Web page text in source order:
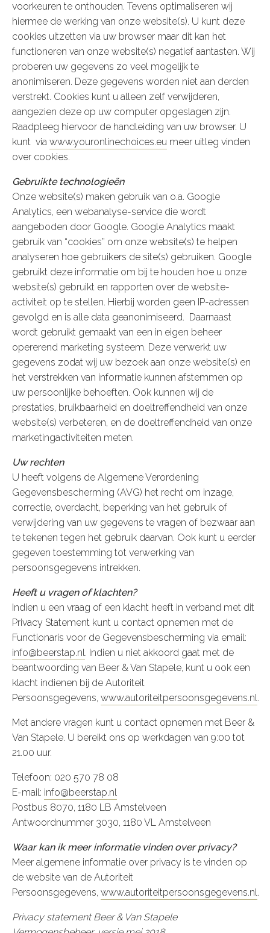
voorkeuren te onthouden. Tevens optimaliseren wij
hiermee de werking van onze website(s). U kunt deze
cookies uitzetten via uw browser maar dit kan het
functioneren van onze website(s) negatief aantasten. Wij
proberen uw gegevens zo veel mogelijk te
anonimiseren. Deze gegevens worden niet aan derden
verstrekt. Cookies kunt u alleen zelf verwijderen,
aangezien deze op uw computer opgeslagen zijn.
Raadpleeg hiervoor de handleiding van uw browser. U
kunt via www.youronlinechoices.eu meer uitleg vinden
over cookies.
Gebruikte technologieën
Onze website(s) maken gebruik van o.a. Google
Analytics, een webanalyse-service die wordt
aangeboden door Google. Google Analytics maakt
gebruik van “cookies” om onze website(s) te helpen
analyseren hoe gebruikers de site(s) gebruiken. Google
gebruikt deze informatie om bij te houden hoe u onze
website(s) gebruikt en rapporten over de website-
activiteit op te stellen. Hierbij worden geen IP-adressen
gevolgd en is alle data geanonimiseerd. Daarnaast
wordt gebruikt gemaakt van een in eigen beheer
opererend marketing systeem. Deze verwerkt uw
gegevens zodat wij uw bezoek aan onze website(s) en
het verstrekken van informatie kunnen afstemmen op
uw persoonlijke behoeften. Ook kunnen wij de
prestaties, bruikbaarheid en doeltreffendheid van onze
website(s) verbeteren, en de doeltreffendheid van onze
marketingactiviteiten meten.
Uw rechten
U heeft volgens de Algemene Verordening
Gegevensbescherming (AVG) het recht om inzage,
correctie, overdacht, beperking van het gebruik of
verwijdering van uw gegevens te vragen of bezwaar aan
te tekenen tegen het gebruik daarvan. Ook kunt u eerder
gegeven toestemming tot verwerking van
persoonsgegevens intrekken.
Heeft u vragen of klachten?
Indien u een vraag of een klacht heeft in verband met dit
Privacy Statement kunt u contact opnemen met de
Functionaris voor de Gegevensbescherming via email:
info@beerstap.nl. Indien u niet akkoord gaat met de
beantwoording van Beer & Van Stapele, kunt u ook een
klacht indienen bij de Autoriteit
Persoonsgegevens, www.autoriteitpersoonsgegevens.nl.
Met andere vragen kunt u contact opnemen met Beer &
Van Stapele. U bereikt ons op werkdagen van 9:00 tot
21.00 uur.
Telefoon: 020 570 78 08
E-mail: info@beerstap.nl
Postbus 8070, 1180 LB Amstelveen
Antwoordnummer 3030, 1180 VL Amstelveen
Waar kan ik meer informatie vinden over privacy?
Meer algemene informatie over privacy is te vinden op
de website van de Autoriteit
Persoonsgegevens, www.autoriteitpersoonsgegevens.nl.
Privacy statement Beer & Van Stapele